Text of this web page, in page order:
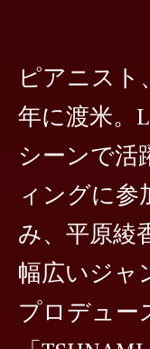
ピアニスト
年に渡米。
シーンで活
ィングに参
み、平原綾
幅広いジャ
プロデュー